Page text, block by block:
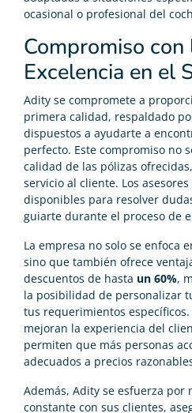
ocasional o profesional del
Compromiso
Excelencia en el
Adity se compromete a
primera calidad, respaldado
dispuestos a ayudarte a
perfecto. Este compromiso no
calidad de las pólizas
servicio al cliente. Los
disponibles para resolver
guiarte durante el proceso de
La empresa no solo se enfoca
sino que también ofrece
descuentos de hasta un 60%,
la posibilidad de personalizar
tus requerimientos
mejoran la experiencia del
permiten que más personas
adecuados a precios
Además, Adity se esfuerza por
constante con sus clientes,